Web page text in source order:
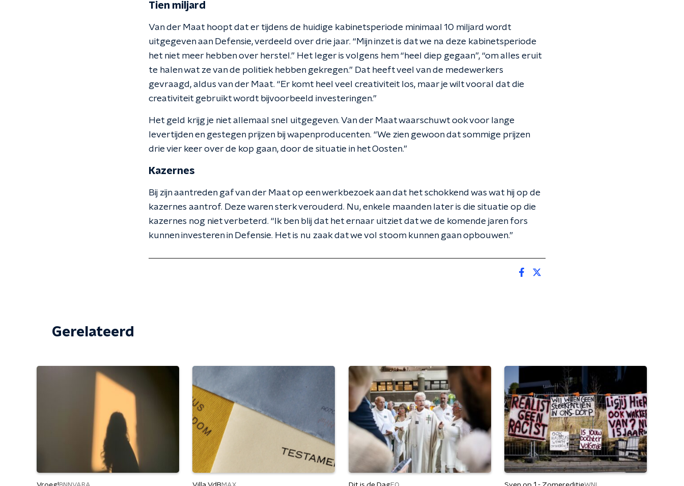
Tien miljard
Van der Maat hoopt dat er tijdens de huidige kabinetsperiode minimaal 10 miljard wordt
uitgegeven aan Defensie, verdeeld over drie jaar. “Mijn inzet is dat we na deze kabinetsperiode
het niet meer hebben over herstel.” Het leger is volgens hem “heel diep gegaan”, “om alles eruit
te halen wat ze van de politiek hebben gekregen.” Dat heeft veel van de medewerkers
gevraagd, aldus van der Maat. “Er komt heel veel creativiteit los, maar je wilt vooral dat die
creativiteit gebruikt wordt bijvoorbeeld investeringen.”
Het geld krijg je niet allemaal snel uitgegeven. Van der Maat waarschuwt ook voor lange
levertijden en gestegen prijzen bij wapenproducenten. “We zien gewoon dat sommige prijzen
drie vier keer over de kop gaan, door de situatie in het Oosten.”
Kazernes
Bij zijn aantreden gaf van der Maat op een werkbezoek aan dat het schokkend was wat hij op de
kazernes aantrof. Deze waren sterk verouderd. Nu, enkele maanden later is die situatie op die
kazernes nog niet verbeterd. “Ik ben blij dat het ernaar uitziet dat we de komende jaren fors
kunnen investeren in Defensie. Het is nu zaak dat we vol stoom kunnen gaan opbouwen.”
Gerelateerd